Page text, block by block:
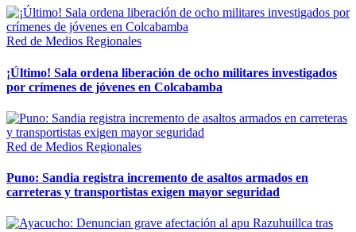
Red de Medios Regionales
¡Último! Sala ordena liberación de ocho militares investigados
por crímenes de jóvenes en Colcabamba
Red de Medios Regionales
Puno: Sandia registra incremento de asaltos armados en
carreteras y transportistas exigen mayor seguridad